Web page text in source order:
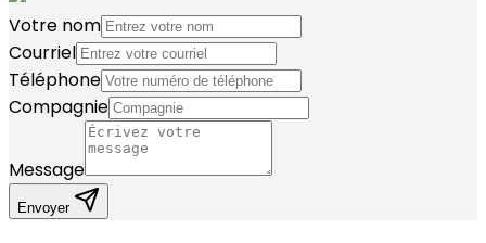
Votre nom
Courriel
Téléphone
Compagnie
Message
Envoyer